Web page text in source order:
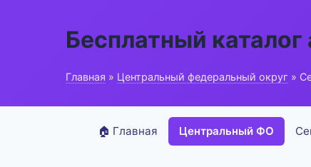
Бесплатный
Главная » Центральный федеральный округ »
🏠 Главная Центральный ФО